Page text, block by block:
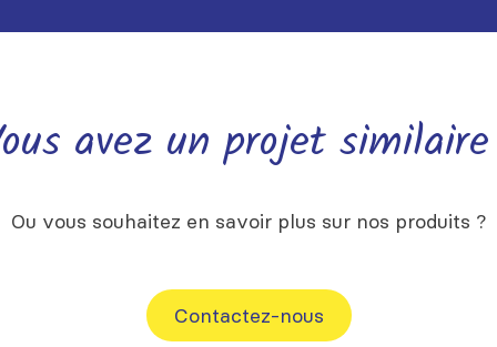
avez un projet similaire
Ou vous souhaitez en savoir plus sur nos produits ?
Contactez-nous